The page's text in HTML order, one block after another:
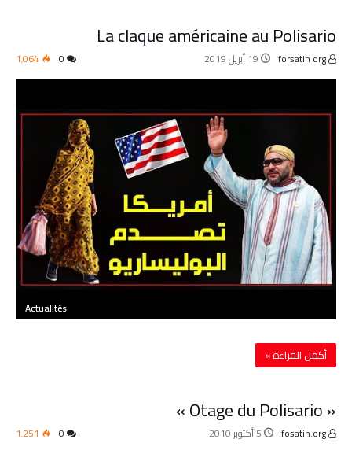
La claque américaine au Polisario
19 أبريل 2019 1٬064
Actualités
‫أكمل القراءة »‬
« Otage du Polisario »
5 أكتوبر 2010 1٬251